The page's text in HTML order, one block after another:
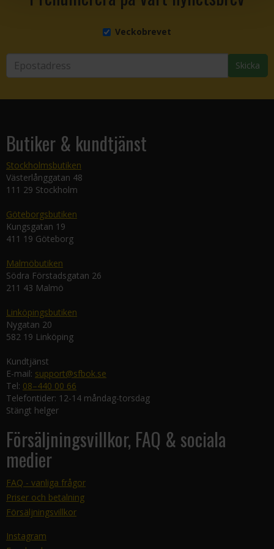
Veckobrevet
Skicka
Butiker & kundtjänst
Stockholmsbutiken
Västerlånggatan 48
111 29 Stockholm
Göteborgsbutiken
Kungsgatan 19
411 19 Göteborg
Malmöbutiken
Södra Förstadsgatan 26
211 43 Malmö
Linköpingsbutiken
Nygatan 20
582 19 Linköping
Kundtjänst
E-mail: support@sfbok.se
Tel: 08–440 00 66
Telefontider: 12-14 måndag-torsdag
Stängt helger
Försäljningsvillkor, FAQ & sociala
medier
FAQ - vanliga frågor
Priser och betalning
Försäljningsvillkor
Instagram